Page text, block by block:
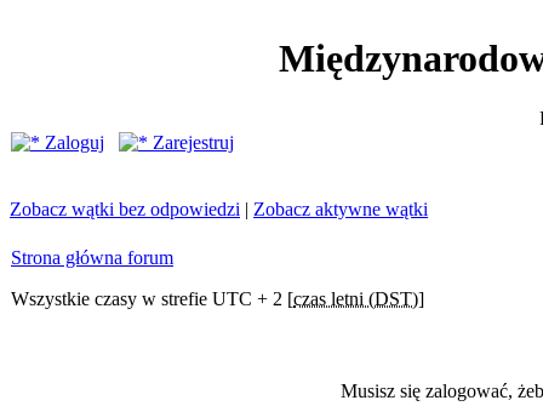
Zaloguj
Zarejestruj
Zobacz wątki bez odpowiedzi | Zobacz aktywne wątki
Strona główna forum
Wszystkie czasy w strefie UTC + 2 [czas letni (DST)]
Musisz się zalogować,